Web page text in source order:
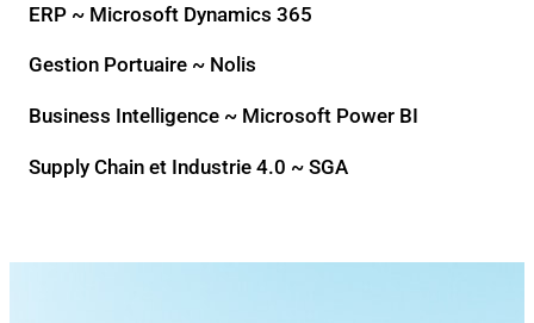
ERP ~ Microsoft Dynamics 365
Gestion Portuaire ~ Nolis
Business Intelligence ~ Microsoft Power BI
Supply Chain et Industrie 4.0 ~ SGA